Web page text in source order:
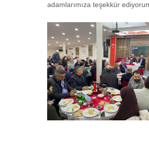
adamlarımıza teşekkür